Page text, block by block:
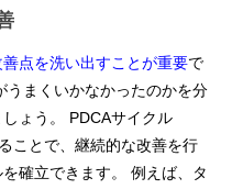
点を洗い出すことが重要で
うまくいかなかったのかを分
ょう。 PDCAサイクル
ことで、継続的な改善を行
確立できます。 例えば、タ